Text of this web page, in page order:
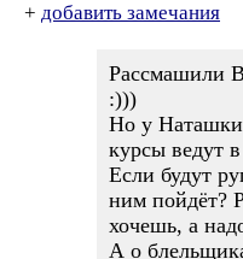
+ добавить замечания
Рассмашили
:)))
Но у Наташки
курсы ведут
Если будут
ним пойдёт?
хочешь, а
А о